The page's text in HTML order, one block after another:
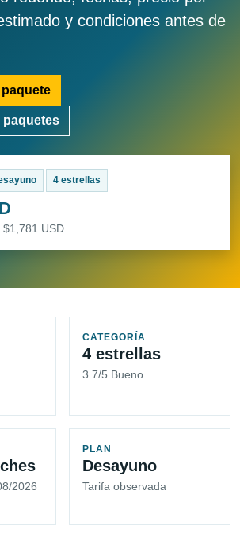
y condiciones antes de
paquete
paquetes
4 estrellas
$1,781 USD
CATEGORÍA
4 estrellas
3.7/5 Bueno
2026
PLAN
Desayuno
Tarifa observada